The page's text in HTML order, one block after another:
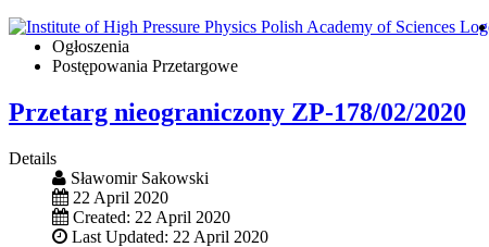
Ogłoszenia
Postępowania Przetargowe
Przetarg nieograniczony ZP-178/02/2020
Details
Sławomir Sakowski
22 April 2020
Created: 22 April 2020
Last Updated: 22 April 2020